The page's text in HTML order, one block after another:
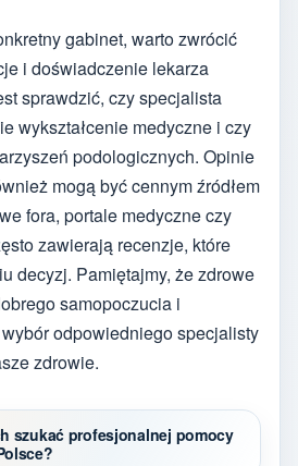
gabinet, warto zwrócić
i doświadczenie lekarza
sprawdzić, czy specjalista
wykształcenie medyczne i czy
podologicznych. Opinie
mogą być cennym źródłem
fora, portale medyczne czy
zawierają recenzje, które
decyzj. Pamiętajmy, że zdrowe
samopoczucia i
odpowiedniego specjalisty
zdrowie.
szukać profesjonalnej pomocy